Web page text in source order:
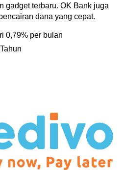
gadget terbaru. OK Bank juga
dana yang cepat.
0,79% per bulan